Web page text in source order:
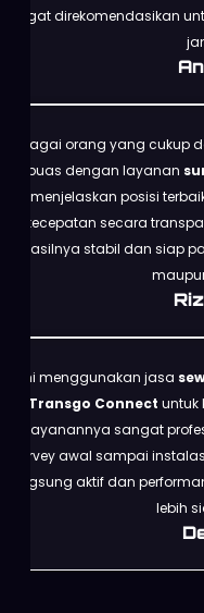
Sangat direkomendasikan
Sebagai orang yang cukup
puas dengan layanan
menjelaskan posisi
kecepatan secara
hasilnya stabil dan siap
Kami menggunakan jasa
Transgo Connect untuk
Pelayanannya sangat
survey awal sampai
langsung aktif dan
lebih